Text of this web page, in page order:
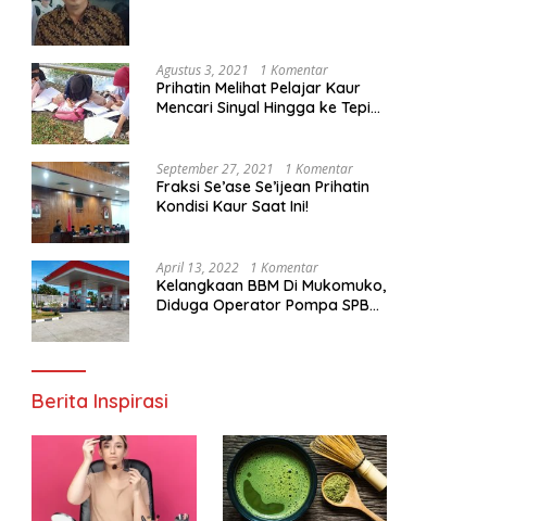
Agustus 3, 2021 1 Komentar
Prihatin Melihat Pelajar Kaur
Mencari Sinyal Hingga ke Tepi
Segera Bertindak
September 27, 2021 1 Komentar
Fraksi Se’ase Se’ijean Prihatin
Kondisi Kaur Saat Ini!
April 13, 2022 1 Komentar
Kelangkaan BBM Di Mukomuko,
Diduga Operator Pompa SPBU
Berita Inspirasi